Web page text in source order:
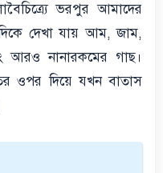
ভরপুর আমাদের
দেখা যায় আম, জাম,
নানারকমের গাছ।
ওপর দিয়ে যখন বাতাস